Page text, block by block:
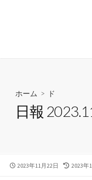
ホーム > ド
日報
公
2023年11月22日
最
2023年